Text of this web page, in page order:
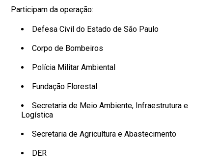
Participam da operação:
Defesa Civil do Estado de São Paulo
Corpo de Bombeiros
Polícia Militar Ambiental
Fundação Florestal
Secretaria de Meio Ambiente, Infraestrutura e
Logística
Secretaria de Agricultura e Abastecimento
DER